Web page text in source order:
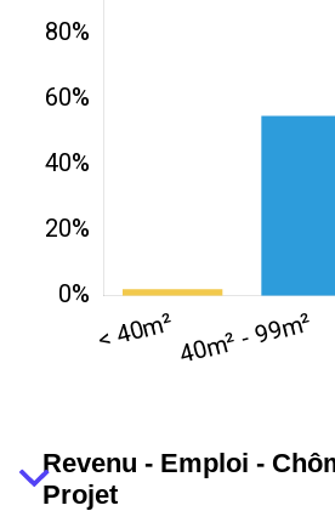
Revenu - Emploi -
Projet